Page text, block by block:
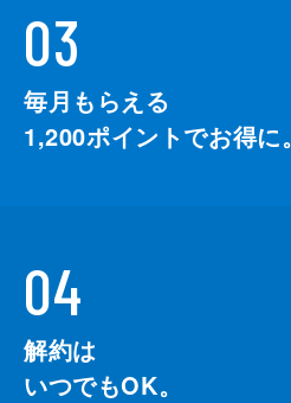
03
毎月もらえる
1,200ポイントでお得に。
04
解約は
いつでもOK。